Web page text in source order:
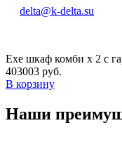
delta@k-delta.su
Exe шкаф комби x 2 с
403003 руб.
В корзину
Наши